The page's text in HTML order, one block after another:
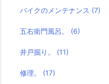
バイクのメンテナンス (7)
五右衛門風呂。 (6)
井戸掘り。 (11)
修理。 (17)